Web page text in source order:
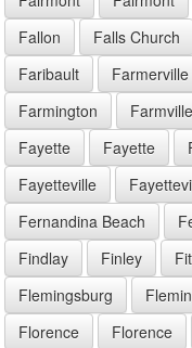
Fallon
Falls Church
Faribault
Farmerville
Farmington
Farmville
Fayette
Fayette
Fayetteville
Fernandina Beach
Findlay
Finley
Flemingsburg
Florence
Florence